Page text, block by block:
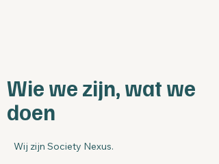
Wie we zijn, wat we
doen
Wij zijn Society Nexus.